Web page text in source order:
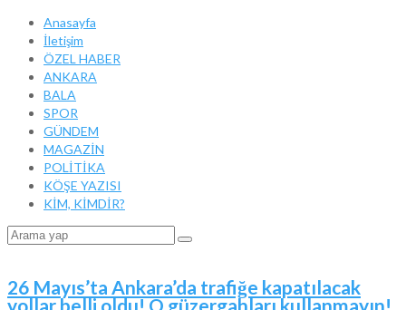
Anasayfa
İletişim
ÖZEL HABER
ANKARA
BALA
SPOR
GÜNDEM
MAGAZİN
POLİTİKA
KÖŞE YAZISI
KİM, KİMDİR?
26 Mayıs’ta Ankara’da trafiğe kapatılacak
yollar belli oldu! O güzergahları kullanmayın!